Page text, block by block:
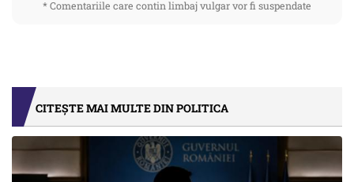
* Comentariile care contin limbaj vulgar vor fi suspendate
CITEȘTE MAI MULTE DIN POLITICA